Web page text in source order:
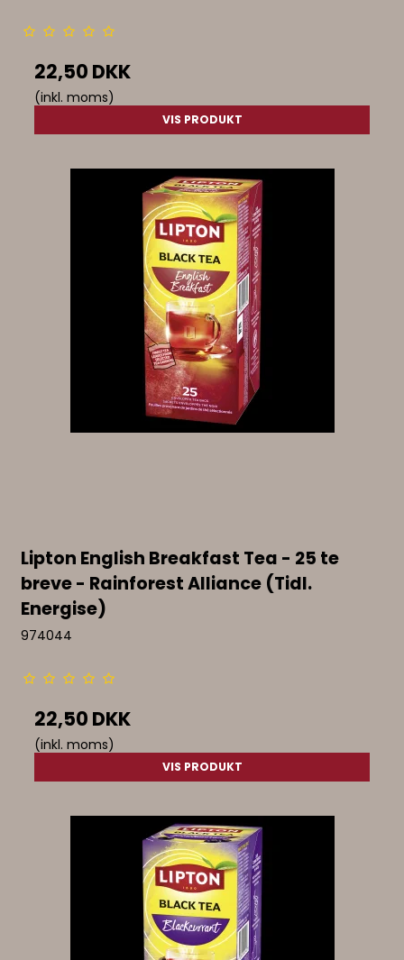
22,50 DKK
(inkl. moms)
VIS PRODUKT
Lipton English Breakfast Tea - 25 te
breve - Rainforest Alliance (Tidl.
Energise)
974044
22,50 DKK
(inkl. moms)
VIS PRODUKT